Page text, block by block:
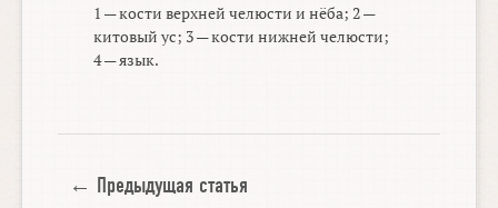
1 — кости верхней челюсти и нёба; 2 —
китовый ус; 3 — кости нижней челюсти;
4 — язык.
← Предыдущая статья